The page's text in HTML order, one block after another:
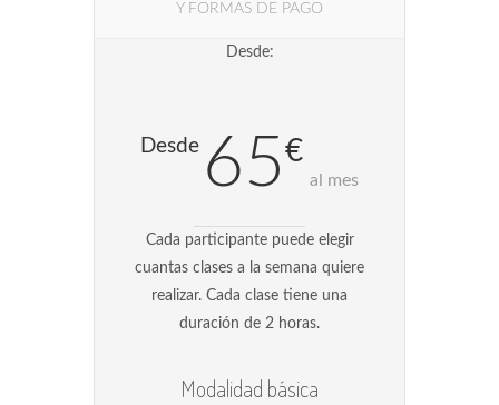
Y FORMAS DE PAGO
Desde:
Desde 65€
al mes
Cada participante puede elegir
cuantas clases a la semana quiere
realizar. Cada clase tiene una
duración de 2 horas.
Modalidad básica